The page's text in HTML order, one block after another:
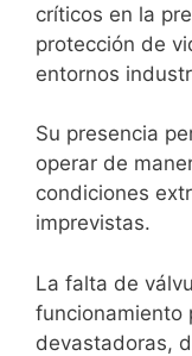
críticos en la
protección de
entornos
Su presencia
operar de
condiciones
imprevistas.
La falta de
funcionamiento
devastadoras,